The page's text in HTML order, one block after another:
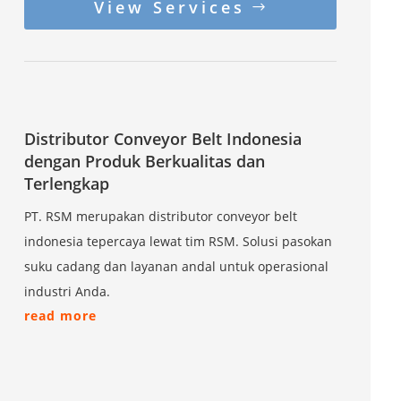
View Services
Distributor Conveyor Belt Indonesia
dengan Produk Berkualitas dan
Terlengkap
PT. RSM merupakan distributor conveyor belt
indonesia tepercaya lewat tim RSM. Solusi pasokan
suku cadang dan layanan andal untuk operasional
industri Anda.
read more